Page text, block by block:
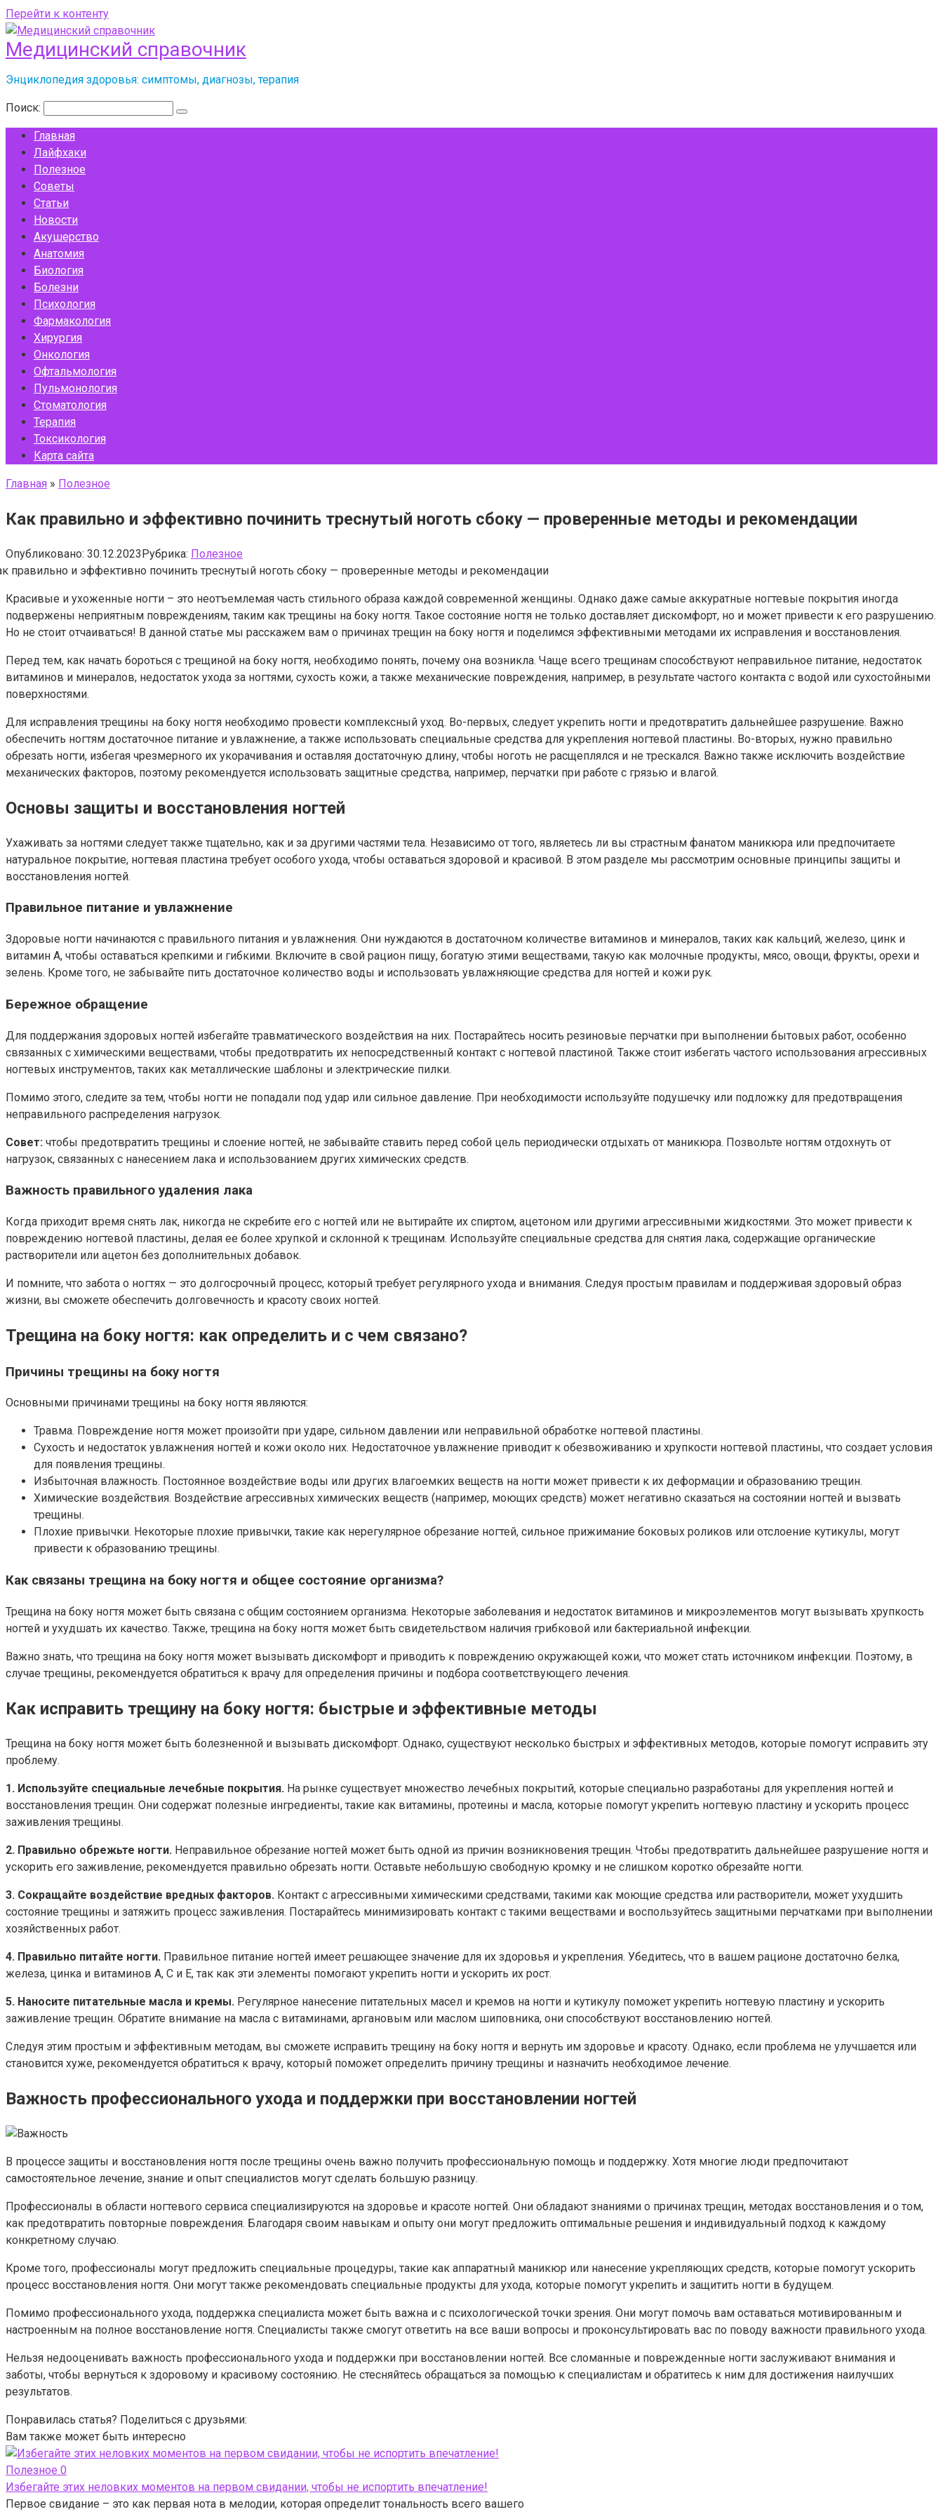
Перейти к контенту
Медицинский справочник
Энциклопедия здоровья: симптомы, диагнозы, терапия
Поиск:
Главная
Лайфхаки
Полезное
Советы
Статьи
Новости
Акушерство
Анатомия
Биология
Болезни
Психология
Фармакология
Хирургия
Онкология
Офтальмология
Пульмонология
Стоматология
Терапия
Токсикология
Карта сайта
Главная » Полезное
Как правильно и эффективно починить треснутый ноготь сбоку — проверенные методы и рекомендации
Опубликовано: 30.12.2023Рубрика: Полезное
Красивые и ухоженные ногти – это неотъемлемая часть стильного образа каждой современной женщины. Однако даже самые аккуратные ногтевые покрытия иногда
подвержены неприятным повреждениям, таким как трещины на боку ногтя. Такое состояние ногтя не только доставляет дискомфорт, но и может привести к его разрушению.
Но не стоит отчаиваться! В данной статье мы расскажем вам о причинах трещин на боку ногтя и поделимся эффективными методами их исправления и восстановления.
Перед тем, как начать бороться с трещиной на боку ногтя, необходимо понять, почему она возникла. Чаще всего трещинам способствуют неправильное питание, недостаток
витаминов и минералов, недостаток ухода за ногтями, сухость кожи, а также механические повреждения, например, в результате частого контакта с водой или сухостойными
поверхностями.
Для исправления трещины на боку ногтя необходимо провести комплексный уход. Во-первых, следует укрепить ногти и предотвратить дальнейшее разрушение. Важно
обеспечить ногтям достаточное питание и увлажнение, а также использовать специальные средства для укрепления ногтевой пластины. Во-вторых, нужно правильно
обрезать ногти, избегая чрезмерного их укорачивания и оставляя достаточную длину, чтобы ноготь не расщеплялся и не трескался. Важно также исключить воздействие
механических факторов, поэтому рекомендуется использовать защитные средства, например, перчатки при работе с грязью и влагой.
Основы защиты и восстановления ногтей
Ухаживать за ногтями следует также тщательно, как и за другими частями тела. Независимо от того, являетесь ли вы страстным фанатом маникюра или предпочитаете
натуральное покрытие, ногтевая пластина требует особого ухода, чтобы оставаться здоровой и красивой. В этом разделе мы рассмотрим основные принципы защиты и
восстановления ногтей.
Правильное питание и увлажнение
Здоровые ногти начинаются с правильного питания и увлажнения. Они нуждаются в достаточном количестве витаминов и минералов, таких как кальций, железо, цинк и
витамин А, чтобы оставаться крепкими и гибкими. Включите в свой рацион пищу, богатую этими веществами, такую как молочные продукты, мясо, овощи, фрукты, орехи и
зелень. Кроме того, не забывайте пить достаточное количество воды и использовать увлажняющие средства для ногтей и кожи рук.
Бережное обращение
Для поддержания здоровых ногтей избегайте травматического воздействия на них. Постарайтесь носить резиновые перчатки при выполнении бытовых работ, особенно
связанных с химическими веществами, чтобы предотвратить их непосредственный контакт с ногтевой пластиной. Также стоит избегать частого использования агрессивных
ногтевых инструментов, таких как металлические шаблоны и электрические пилки.
Помимо этого, следите за тем, чтобы ногти не попадали под удар или сильное давление. При необходимости используйте подушечку или подложку для предотвращения
неправильного распределения нагрузок.
Совет: чтобы предотвратить трещины и слоение ногтей, не забывайте ставить перед собой цель периодически отдыхать от маникюра. Позвольте ногтям отдохнуть от
нагрузок, связанных с нанесением лака и использованием других химических средств.
Важность правильного удаления лака
Когда приходит время снять лак, никогда не скребите его с ногтей или не вытирайте их спиртом, ацетоном или другими агрессивными жидкостями. Это может привести к
повреждению ногтевой пластины, делая ее более хрупкой и склонной к трещинам. Используйте специальные средства для снятия лака, содержащие органические
растворители или ацетон без дополнительных добавок.
И помните, что забота о ногтях — это долгосрочный процесс, который требует регулярного ухода и внимания. Следуя простым правилам и поддерживая здоровый образ
жизни, вы сможете обеспечить долговечность и красоту своих ногтей.
Трещина на боку ногтя: как определить и с чем связано?
Причины трещины на боку ногтя
Основными причинами трещины на боку ногтя являются:
Травма. Повреждение ногтя может произойти при ударе, сильном давлении или неправильной обработке ногтевой пластины.
Сухость и недостаток увлажнения ногтей и кожи около них. Недостаточное увлажнение приводит к обезвоживанию и хрупкости ногтевой пластины, что создает условия
для появления трещины.
Избыточная влажность. Постоянное воздействие воды или других влагоемких веществ на ногти может привести к их деформации и образованию трещин.
Химические воздействия. Воздействие агрессивных химических веществ (например, моющих средств) может негативно сказаться на состоянии ногтей и вызвать
трещины.
Плохие привычки. Некоторые плохие привычки, такие как нерегулярное обрезание ногтей, сильное прижимание боковых роликов или отслоение кутикулы, могут
привести к образованию трещины.
Как связаны трещина на боку ногтя и общее состояние организма?
Трещина на боку ногтя может быть связана с общим состоянием организма. Некоторые заболевания и недостаток витаминов и микроэлементов могут вызывать хрупкость
ногтей и ухудшать их качество. Также, трещина на боку ногтя может быть свидетельством наличия грибковой или бактериальной инфекции.
Важно знать, что трещина на боку ногтя может вызывать дискомфорт и приводить к повреждению окружающей кожи, что может стать источником инфекции. Поэтому, в
случае трещины, рекомендуется обратиться к врачу для определения причины и подбора соответствующего лечения.
Как исправить трещину на боку ногтя: быстрые и эффективные методы
Трещина на боку ногтя может быть болезненной и вызывать дискомфорт. Однако, существуют несколько быстрых и эффективных методов, которые помогут исправить эту
проблему.
1. Используйте специальные лечебные покрытия. На рынке существует множество лечебных покрытий, которые специально разработаны для укрепления ногтей и
восстановления трещин. Они содержат полезные ингредиенты, такие как витамины, протеины и масла, которые помогут укрепить ногтевую пластину и ускорить процесс
заживления трещины.
2. Правильно обрежьте ногти. Неправильное обрезание ногтей может быть одной из причин возникновения трещин. Чтобы предотвратить дальнейшее разрушение ногтя и
ускорить его заживление, рекомендуется правильно обрезать ногти. Оставьте небольшую свободную кромку и не слишком коротко обрезайте ногти.
3. Сокращайте воздействие вредных факторов. Контакт с агрессивными химическими средствами, такими как моющие средства или растворители, может ухудшить
состояние трещины и затяжить процесс заживления. Постарайтесь минимизировать контакт с такими веществами и воспользуйтесь защитными перчатками при выполнении
хозяйственных работ.
4. Правильно питайте ногти. Правильное питание ногтей имеет решающее значение для их здоровья и укрепления. Убедитесь, что в вашем рационе достаточно белка,
железа, цинка и витаминов A, C и E, так как эти элементы помогают укрепить ногти и ускорить их рост.
5. Наносите питательные масла и кремы. Регулярное нанесение питательных масел и кремов на ногти и кутикулу поможет укрепить ногтевую пластину и ускорить
заживление трещин. Обратите внимание на масла с витаминами, аргановым или маслом шиповника, они способствуют восстановлению ногтей.
Следуя этим простым и эффективным методам, вы сможете исправить трещину на боку ногтя и вернуть им здоровье и красоту. Однако, если проблема не улучшается или
становится хуже, рекомендуется обратиться к врачу, который поможет определить причину трещины и назначить необходимое лечение.
Важность профессионального ухода и поддержки при восстановлении ногтей
В процессе защиты и восстановления ногтя после трещины очень важно получить профессиональную помощь и поддержку. Хотя многие люди предпочитают
самостоятельное лечение, знание и опыт специалистов могут сделать большую разницу.
Профессионалы в области ногтевого сервиса специализируются на здоровье и красоте ногтей. Они обладают знаниями о причинах трещин, методах восстановления и о том,
как предотвратить повторные повреждения. Благодаря своим навыкам и опыту они могут предложить оптимальные решения и индивидуальный подход к каждому
конкретному случаю.
Кроме того, профессионалы могут предложить специальные процедуры, такие как аппаратный маникюр или нанесение укрепляющих средств, которые помогут ускорить
процесс восстановления ногтя. Они могут также рекомендовать специальные продукты для ухода, которые помогут укрепить и защитить ногти в будущем.
Помимо профессионального ухода, поддержка специалиста может быть важна и с психологической точки зрения. Они могут помочь вам оставаться мотивированным и
настроенным на полное восстановление ногтя. Специалисты также смогут ответить на все ваши вопросы и проконсультировать вас по поводу важности правильного ухода.
Нельзя недооценивать важность профессионального ухода и поддержки при восстановлении ногтей. Все сломанные и поврежденные ногти заслуживают внимания и
заботы, чтобы вернуться к здоровому и красивому состоянию. Не стесняйтесь обращаться за помощью к специалистам и обратитесь к ним для достижения наилучших
результатов.
Понравилась статья? Поделиться с друзьями:
Вам также может быть интересно
Полезное 0
Избегайте этих неловких моментов на первом свидании, чтобы не испортить впечатление!
Первое свидание – это как первая нота в мелодии, которая определит тональность всего вашего